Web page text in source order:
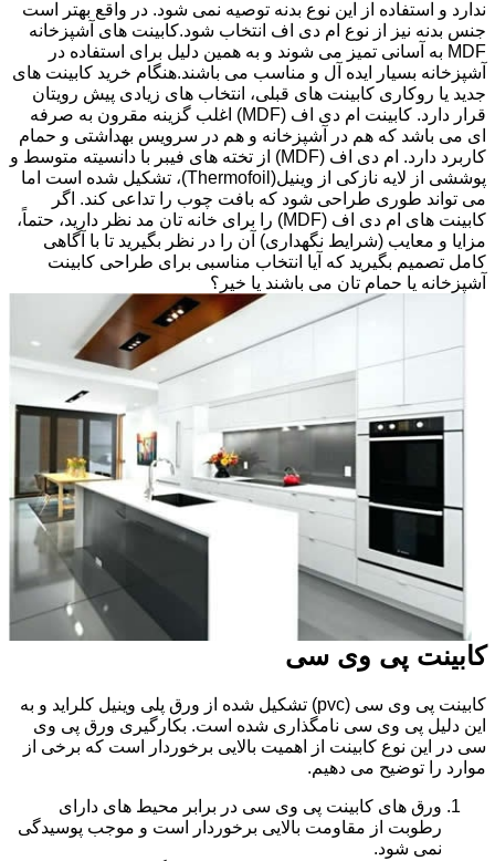
ندارد و استفاده از این نوع بدنه توصیه نمی شود. در واقع بهتر است
جنس بدنه نیز از نوع ام دی اف انتخاب شود.کابینت های آشپزخانه
MDF به آسانی تمیز می شوند و به همین دلیل برای استفاده در
آشپزخانه بسیار ایده آل و مناسب می باشند.هنگام خرید کابینت های
جدید یا روکاری کابینت های قبلی، انتخاب های زیادی پیش رویتان
قرار دارد. کابینت ام دی اف (MDF) اغلب گزینه مقرون به صرفه
ای می باشد که هم در آشپزخانه و هم در سرویس بهداشتی و حمام
کاربرد دارد. ام دی اف (MDF) از تخته های فیبر با دانسیته متوسط و
پوششی از لایه نازکی از وینیل(Thermofoil)، تشکیل شده است اما
می تواند طوری طراحی شود که بافت چوب را تداعی کند. اگر
کابینت های ام دی اف (MDF) را برای خانه تان مد نظر دارید، حتماً،
مزایا و معایب (شرایط نگهداری) آن را در نظر بگیرید تا با آگاهی
کامل تصمیم بگیرید که آیا انتخاب مناسبی برای طراحی کابینت
آشپزخانه یا حمام تان می باشند یا خیر؟
کابینت پی وی سی
کابینت پی وی سی (pvc) تشکیل شده از ورق پلی وینیل کلراید و به
این دلیل پی وی سی نامگذاری شده است. بکارگیری ورق پی وی
سی در این نوع کابینت از اهمیت بالایی برخوردار است که برخی از
موارد را توضیح می دهیم.
ورق های کابینت پی وی سی در برابر محیط های دارای
رطوبت از مقاومت بالایی برخوردار است و موجب پوسیدگی
نمی شود.